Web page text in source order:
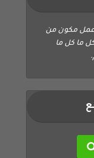
ما كل ما